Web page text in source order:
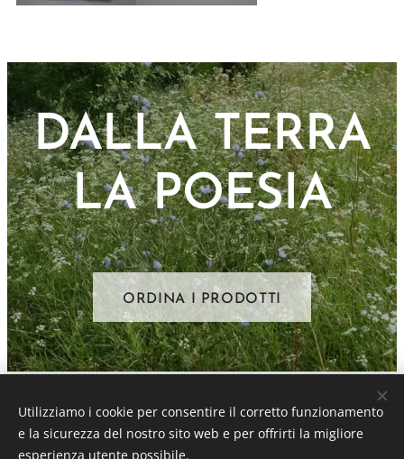
DALLA TERRA
LA POESIA
ORDINA I PRODOTTI
Az. Agr. PRIMI STELI di Sara Agnes | Via Macallé 11/1 27040
Rovescala (PV) | P.IVA 02741330183
Utilizziamo i cookie per consentire il corretto funzionamento
e la sicurezza del nostro sito web e per offrirti la migliore
esperienza utente possibile.